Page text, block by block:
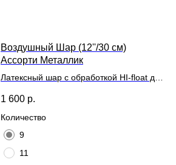
Воздушный Шар (12''/30 см)
Ассорти Металлик
Латексный шар с обработкой HI-float для
1 600 р.
Количество
9
11